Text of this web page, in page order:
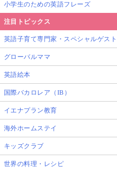
小学生のための英語フレーズ
注目トピックス
英語子育て専門家・スペシャルゲスト
グローバルママ
英語絵本
国際バカロレア（IB）
イエナプラン教育
海外ホームステイ
キッズクラブ
世界の料理・レシピ